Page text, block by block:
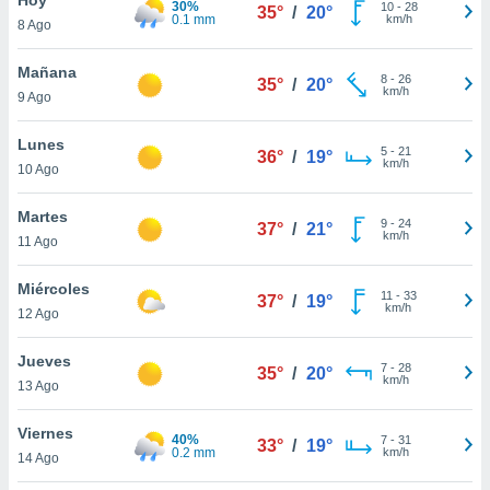
en
más
nuestra
de
cookies
aceptar
8 Ago
30%
0.1 mm
35° / 20° 10- 28
km/h
Mañana
9 Ago
35° / 20° 8- 26
km/h
Lunes
10 Ago
36° / 19° 5- 21
km/h
Martes
11 Ago
37° / 21° 9- 24
km/h
Miércoles
12 Ago
37° / 19° 11 - 33
km/h
Jueves
13 Ago
35° / 20° 7- 28
km/h
Viernes
14 Ago
40%
0.2 mm
33° / 19° 7- 31
km/h